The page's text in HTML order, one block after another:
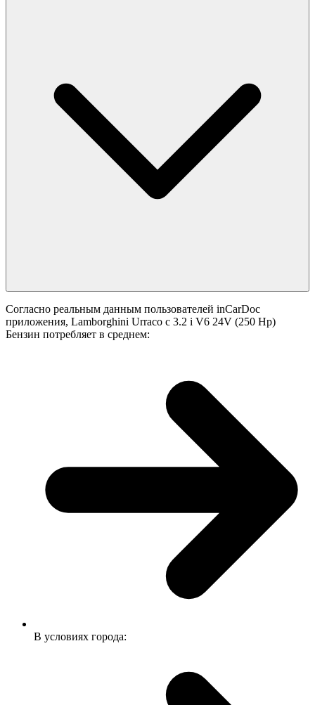
Согласно реальным данным пользователей inCarDoc
приложения, Lamborghini Urraco с 3.2 i V6 24V (250 Hp)
Бензин потребляет в среднем:
В условиях города: